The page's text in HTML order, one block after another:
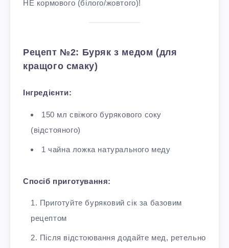
НЕ кормового (білого/жовтого)!
Рецепт №2: Буряк з медом (для
кращого смаку)
Інгредієнти:
150 мл свіжого бурякового соку
(відстояного)
1 чайна ложка натурального меду
Спосіб приготування:
Приготуйте буряковий сік за базовим
рецептом
Після відстоювання додайте мед, ретельно